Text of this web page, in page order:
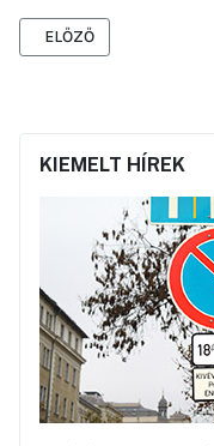
ELŐZŐ CIKK:
ELŐZŐ
KIEMELT HÍREK